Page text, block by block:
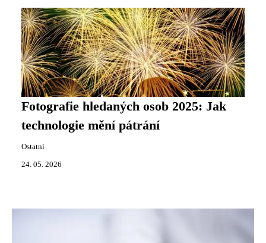
Fotografie hledaných osob 2025: Jak
technologie mění pátrání
Ostatní
24. 05. 2026